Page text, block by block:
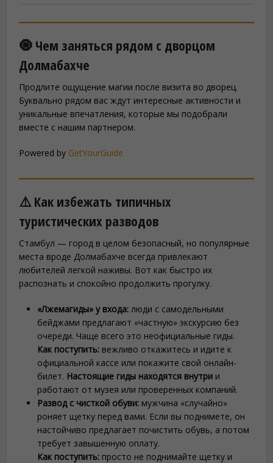
🧿 Чем заняться рядом с дворцом
Долмабахче
Продлите ощущение магии после визита во дворец.
Буквально рядом вас ждут интересные активности и
уникальные впечатления, которые мы подобрали
вместе с нашим партнером.
Powered by GetYourGuide
⚠️ Как избежать типичных
туристических разводов
Стамбул — город в целом безопасный, но популярные
места вроде Долмабахче всегда привлекают
любителей легкой наживы. Вот как быстро их
распознать и спокойно продолжить прогулку.
«Лжемагиды» у входа: люди с самодельными
бейджами предлагают «частную» экскурсию без
очереди. Чаще всего это неофициальные гиды.
Как поступить: вежливо откажитесь и идите к
официальной кассе или покажите свой онлайн-
билет. Настоящие гиды находятся внутри и
работают от музея или проверенных компаний.
Развод с чисткой обуви: мужчина «случайно»
роняет щетку перед вами. Если вы поднимете, он
настойчиво предлагает почистить обувь, а потом
требует завышенную оплату.
Как поступить: просто не поднимайте щетку и